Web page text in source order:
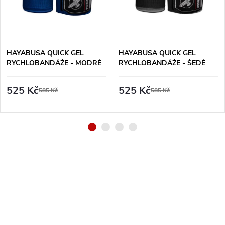
HAYABUSA QUICK GEL
RYCHLOBANDÁŽE - MODRÉ
525 Kč585 Kč
HAYABUSA QUICK GEL
RYCHLOBANDÁŽE - ŠEDÉ
525 Kč585 Kč